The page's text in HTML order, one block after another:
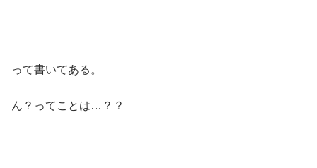
って書いてある。
ん？ってことは…？？